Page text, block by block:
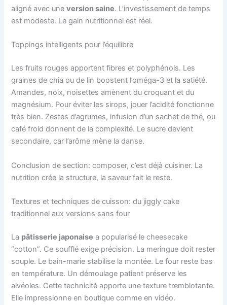
aligné avec uneversion saine. L’investissement de temps
est modeste. Le gain nutritionnel est réel.
Toppings intelligents pour l’équilibre
Les fruits rouges apportent fibres et polyphénols. Les
graines de chia ou de lin boostent l’oméga-3 et la satiété.
Amandes, noix, noisettes amènent du croquant et du
magnésium. Pour éviter les sirops, jouer l’acidité fonctionne
très bien. Zestes d’agrumes, infusion d’un sachet de thé, ou
café froid donnent de la complexité. Le sucre devient
secondaire, car l’arôme mène la danse.
Conclusion de section: composer, c’est déjà cuisiner. La
nutrition crée la structure, la saveur fait le reste.
Textures et techniques de cuisson: du jiggly cake
traditionnel aux versions sans four
La pâtisserie japonaise a popularisé le cheesecake
“cotton”. Ce soufflé exige précision. La meringue doit rester
souple. Le bain-marie stabilise la montée. Le four reste bas
en température. Un démoulage patient préserve les
alvéoles. Cette technicité apporte une texture tremblotante.
Elle impressionne en boutique comme en vidéo.